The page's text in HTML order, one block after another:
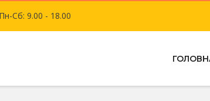
Пн-Сб: 9.00 - 18.00